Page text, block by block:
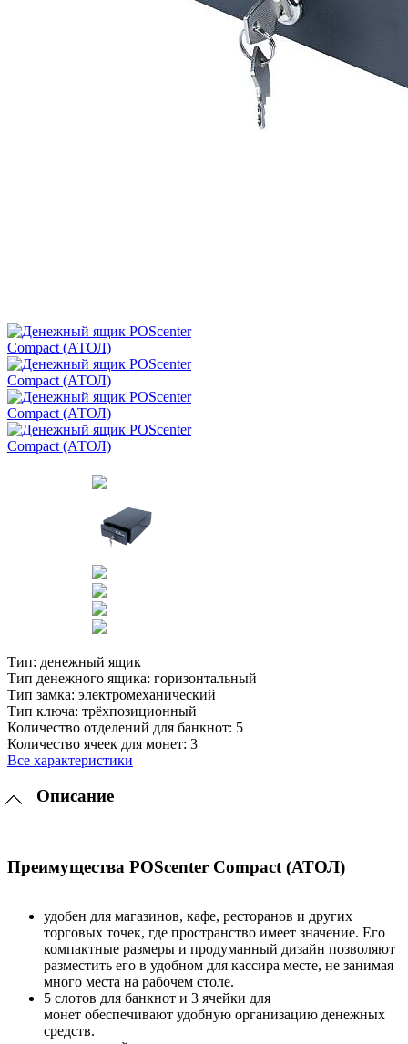
Тип: денежный ящик
Тип денежного ящика: горизонтальный
Тип замка: электромеханический
Тип ключа: трёхпозиционный
Количество отделений для банкнот: 5
Количество ячеек для монет: 3
Все характеристики
Описание
Преимущества POScenter Compact (АТОЛ)
удобен для магазинов, кафе, ресторанов и других
торговых точек, где пространство имеет значение. Его
компактные размеры и продуманный дизайн позволяют
разместить его в удобном для кассира месте, не занимая
много места на рабочем столе.
5 слотов для банкнот и 3 ячейки для
монет обеспечивают удобную организацию денежных
средств.